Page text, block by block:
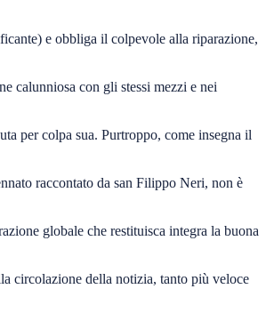
e obbliga il colpevole alla riparazione,
calunniosa con gli stessi mezzi e nei
per colpa sua. Purtroppo, come insegna il
raccontato da san Filippo Neri, non è
globale che restituisca integra la buona
circolazione della notizia, tanto più veloce